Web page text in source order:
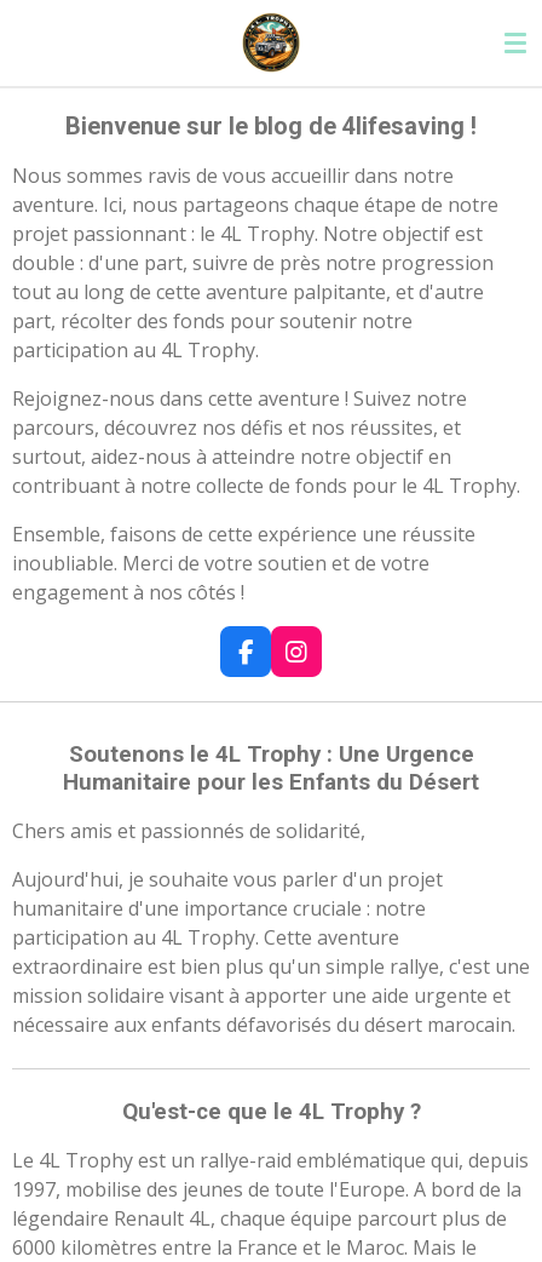
principal
Bienvenue sur le blog de 4lifesaving !
Nous sommes ravis de vous accueillir dans notre
aventure. Ici, nous partageons chaque étape de notre
projet passionnant : le 4L Trophy. Notre objectif est
double : d'une part, suivre de près notre progression
tout au long de cette aventure palpitante, et d'autre
part, récolter des fonds pour soutenir notre
participation au 4L Trophy.
Rejoignez-nous dans cette aventure ! Suivez notre
parcours, découvrez nos défis et nos réussites, et
surtout, aidez-nous à atteindre notre objectif en
contribuant à notre collecte de fonds pour le 4L Trophy.
Ensemble, faisons de cette expérience une réussite
inoubliable. Merci de votre soutien et de votre
engagement à nos côtés !
F
A
C
B
O
O
K
I
N
S
A
G
R
A
M
Soutenons le 4L Trophy : Une Urgence
Humanitaire pour les Enfants du Désert
Chers amis et passionnés de solidarité,
Aujourd'hui, je souhaite vous parler d'un projet
humanitaire d'une importance cruciale : notre
participation au 4L Trophy. Cette aventure
extraordinaire est bien plus qu'un simple rallye, c'est une
mission solidaire visant à apporter une aide urgente et
nécessaire aux enfants défavorisés du désert marocain.
Qu'est-ce que le 4L Trophy ?
Le 4L Trophy est un rallye-raid emblématique qui, depuis
1997, mobilise des jeunes de toute l'Europe. A bord de la
légendaire Renault 4L, chaque équipe parcourt plus de
6000 kilomètres entre la France et le Maroc. Mais le